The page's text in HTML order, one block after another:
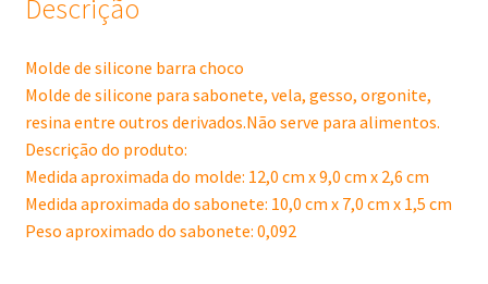
Descrição
Molde de silicone barra choco
Molde de silicone para sabonete, vela, gesso, orgonite,
resina entre outros derivados.Não serve para alimentos.
Descrição do produto:
Medida aproximada do molde: 12,0 cm x 9,0 cm x 2,6 cm
Medida aproximada do sabonete: 10,0 cm x 7,0 cm x 1,5 cm
Peso aproximado do sabonete: 0,092